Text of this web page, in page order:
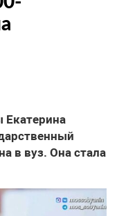
в вуз. Она стала